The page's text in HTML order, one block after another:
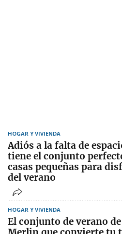
HOGAR Y VIVIENDA
Adiós a la falta de
tiene el conjunto
casas pequeñas para
del verano
HOGAR Y VIVIENDA
El conjunto de verano